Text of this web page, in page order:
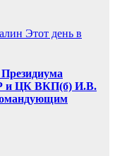
Этот день в
Президиума
и ЦК ВКП(б) И.В.